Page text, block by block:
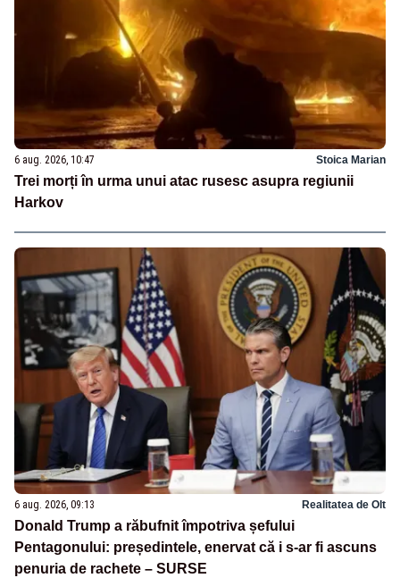
6 aug. 2026, 10:47 Stoica Marian
Trei morți în urma unui atac rusesc asupra regiunii
Harkov
6 aug. 2026, 09:13 Realitatea de Olt
Donald Trump a răbufnit împotriva șefului
Pentagonului: președintele, enervat că i s-ar fi ascuns
penuria de rachete – SURSE